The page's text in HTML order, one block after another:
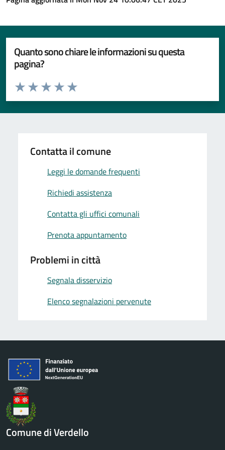
Quanto sono chiare le informazioni su questa
pagina?
Valuta da 1 a 5 stelle la pagina
Valuta 5 stelle su 5
Valuta 4 stelle su 5
Valuta 3 stelle su 5
Valuta 2 stelle su 5
Valuta 1 stelle su 5
Contatta il comune
Leggi le domande frequenti
Richiedi assistenza
Contatta gli uffici comunali
Prenota appuntamento
Problemi in città
Segnala disservizio
Elenco segnalazioni pervenute
Comune di Verdello